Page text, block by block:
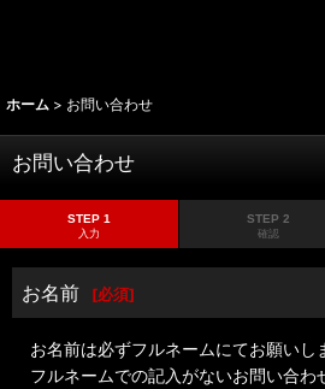
ホーム > お問い合わせ
お問い合わせ
STEP 1
入力
STEP 2
確認
お名前 [必須]
お名前は必ずフルネームにてお願いし
フルネームでの記入がないお問い合わ